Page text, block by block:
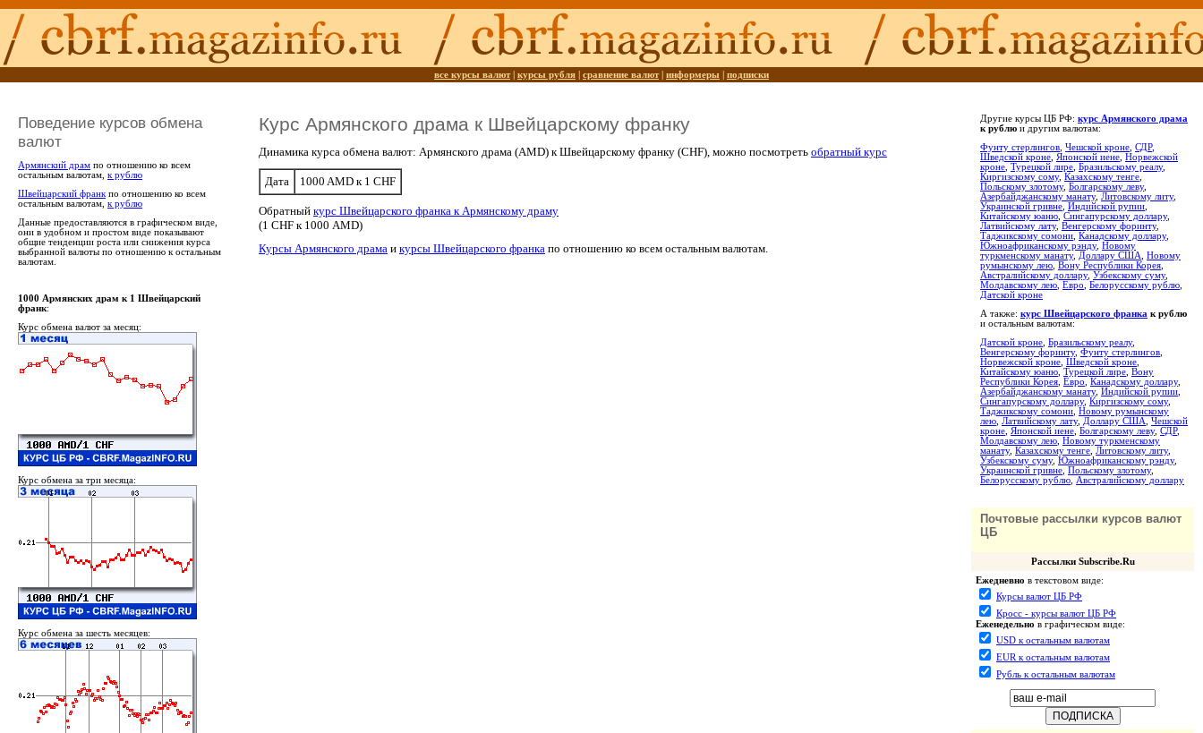
все курсы валют| курсы рубля сравнение валют| информеры подписки
Поведение курсов обмена
валют
Армянский драм по отношению ко всем
остальным валютам, к рублю
Швейцарский франк по отношению ко всем
остальным валютам, к рублю
Данные предоставляются в графическом виде,
они в удобном и простом виде показывают
общие тенденции роста или снижения курса
выбранной валюты по отношению к остальным
валютам.
Курс Армянского драма к Швейцарскому франку
Динамика курса обмена валют: Армянского драма (AMD) к Швейцарскому франку (CHF), можно посмотреть обратный курс
Дата 1000 AMD к 1 CHF
Обратный курс Швейцарского франка к Армянскому драму
(1 CHF к 1000 AMD)
Курсы Армянского драма и курсы Швейцарского франка по отношению ко всем остальным валютам.
Другие курсы ЦБ РФ: курс Армянского драма
к рублю и другим валютам:
Фунту стерлингов Чешской кроне СДР,
Шведской кроне
Японской иене Норвежской
кроне Турецкой лире Бразильскому реалу,
Киргизскому сому, Казахскому тенге
Польскому злотому, Болгарскому леву,
Азербайджанскому манату, Литовскому литу,
Украинской гривне Индийской рупии
Китайскому юаню Сингапурскому доллару,
Латвийскому лату, Венгерскому форинту,
Таджикскому сомони Канадскому доллару,
Южноафриканскому рэнду, Новому
туркменскому манату, Доллару США
Новому
румынскому лею Вону Республики Корея
Австралийскому доллару, Узбекскому суму,
Молдавскому лею Евро Белорусскому рублю
Датской кроне
А также: курс Швейцарского франка к рублю
и остальным валютам:
Датской кроне Бразильскому реалу,
Венгерскому форинту, Фунту стерлингов
Норвежской кроне Шведской кроне
Китайскому юаню Турецкой лире Вону
Республики Корея Евро Канадскому доллару,
Азербайджанскому манату, Индийской рупии
Сингапурскому доллару, Киргизскому сому,
Таджикскому сомони Новому румынскому
лею Латвийскому лату, Доллару США
Чешской
кроне
Японской иене Болгарскому леву, СДР,
Молдавскому лею Новому туркменскому
манату, Казахскому тенге Литовскому литу,
Узбекскому суму, Южноафриканскому рэнду,
Украинской гривне Польскому злотому,
Белорусскому рублю
Австралийскому доллару
Почтовые рассылки курсов валют
ЦБ
Рассылки Subscribe.Ru
Ежедневно в текстовом виде:
Курсы валют ЦБ РФ
Кросс - курсы валют ЦБ РФ
Еженедельно в графическом виде:
USD к остальным валютам
EUR к остальным валютам
Рубль к остальным валютам
1000 Армянских драм к 1 Швейцарский
франк:
Курс обмена валют за месяц:
Курс обмена за три месяца:
Курс обмена за шесть месяцев: